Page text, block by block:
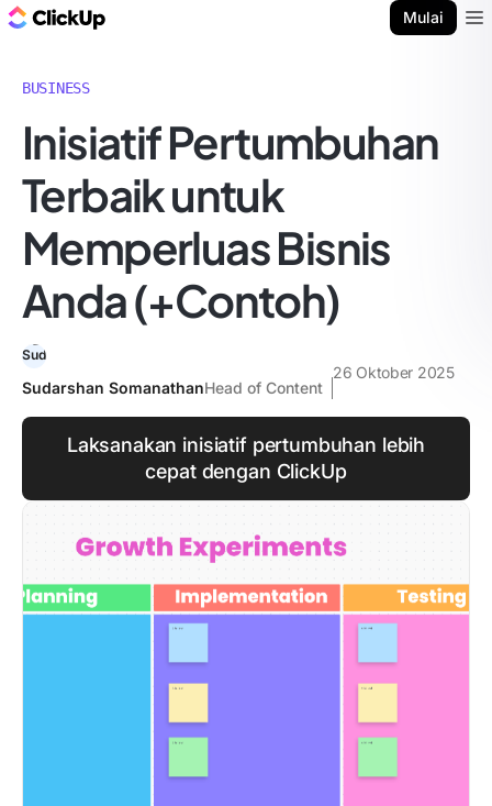
Mulai
BUSINESS
Inisiatif Pertumbuhan
Terbaik untuk
Memperluas Bisnis
Anda (+Contoh)
Sudarshan SomanathanHead of Content
26 Oktober 2025
Laksanakan inisiatif pertumbuhan lebih
cepat dengan ClickUp